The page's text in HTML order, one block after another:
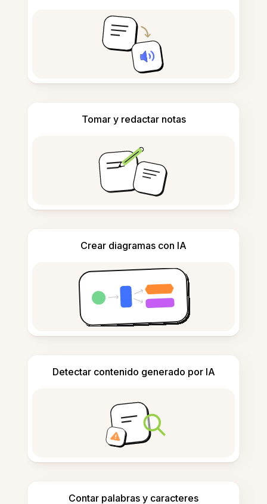
Tomar y redactar notas
Crear diagramas con IA
Detectar contenido generado por IA
Contar palabras y caracteres